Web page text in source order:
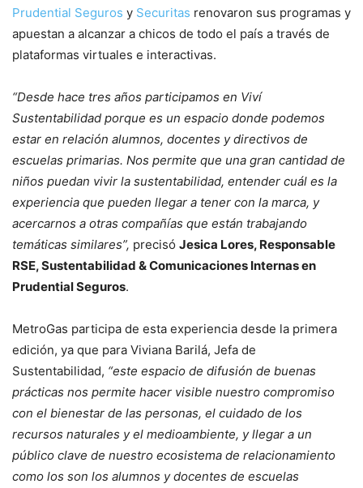
Prudential Seguros y Securitas renovaron sus programas y
apuestan a alcanzar a chicos de todo el país a través de
plataformas virtuales e interactivas.
“Desde hace tres años participamos en Viví
Sustentabilidad porque es un espacio donde podemos
estar en relación alumnos, docentes y directivos de
escuelas primarias. Nos permite que una gran cantidad de
niños puedan vivir la sustentabilidad, entender cuál es la
experiencia que pueden llegar a tener con la marca, y
acercarnos a otras compañías que están trabajando
temáticas similares”, precisó Jesica Lores, Responsable
RSE, Sustentabilidad & Comunicaciones Internas en
Prudential Seguros.
MetroGas participa de esta experiencia desde la primera
edición, ya que para Viviana Barilá, Jefa de
Sustentabilidad, “este espacio de difusión de buenas
prácticas nos permite hacer visible nuestro compromiso
con el bienestar de las personas, el cuidado de los
recursos naturales y el medioambiente, y llegar a un
público clave de nuestro ecosistema de relacionamiento
como los son los alumnos y docentes de escuelas